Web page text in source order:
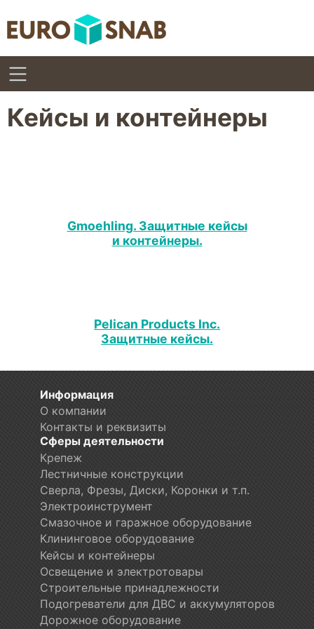
Кейсы и контейнеры
Gmoehling. Защитные кейсы
и контейнеры.
Pelican Products Inc.
Защитные кейсы.
Информация
О компании
Контакты и реквизиты
Сферы деятельности
Крепеж
Лестничные конструкции
Сверла, Фрезы, Диски, Коронки и т.п.
Электроинструмент
Смазочное и гаражное оборудование
Клининговое оборудование
Кейсы и контейнеры
Освещение и электротовары
Строительные принадлежности
Подогреватели для ДВС и аккумуляторов
Дорожное оборудование